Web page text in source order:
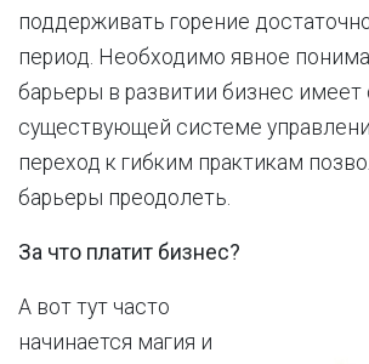
поддерживать горение
период. Необходимо явное
барьеры в развитии бизнес имеет
существующей системе
переход к гибким практикам
барьеры преодолеть.
За что платит бизнес?
А вот тут часто
начинается магия и